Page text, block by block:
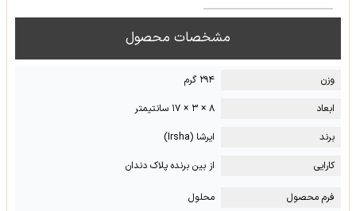
مشخصات محصول
وزن
۲۹۴ گرم
ابعاد
۸ × ۳ × ۱۷ سانتیمتر
برند
ایرشا (Irsha)
کارایی
از بین برنده پلاک دندان
فرم محصول محلول